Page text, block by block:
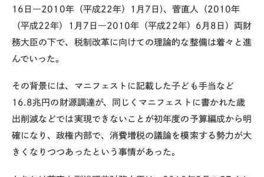
16日―2010年（平成22年）1月7日)、菅直人（2010年
（平成22年）1月7日―2010年（平成22年）6月8日）両財
務大臣の下で、税制改革に向けての理論的な整備は着々と進
んでいった。
その背景には、マニフェストに記載した子ども手当など
16.8兆円の財源調達が、同じくマニフェストに書かれた歳
出削減などでは実現できないことが初年度の予算編成から明
確になり、政権内部で、消費増税の議論を模索する勢力が大
きくなりつつあったという事情があった。